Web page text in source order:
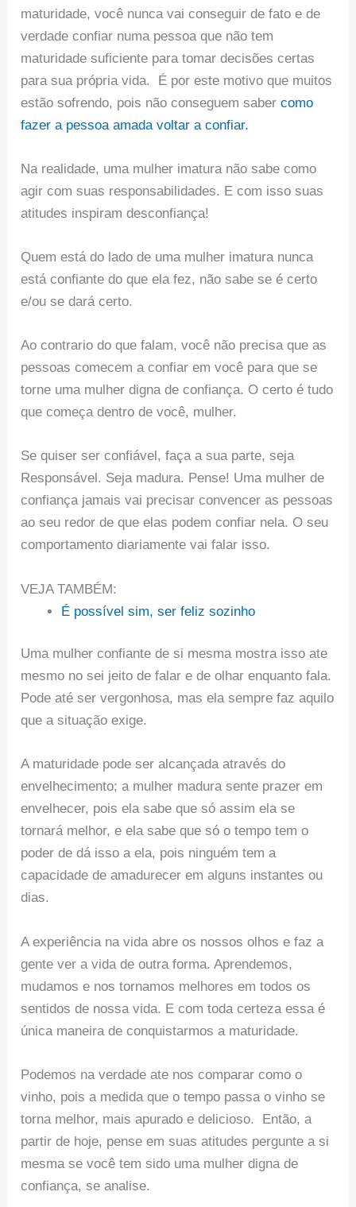
maturidade, você nunca vai conseguir de fato e de
verdade confiar numa pessoa que não tem
maturidade suficiente para tomar decisões certas
para sua própria vida. É por este motivo que muitos
estão sofrendo, pois não conseguem sabercomo
fazer a pessoa amada voltar a confiar.
Na realidade, uma mulher imatura não sabe como
agir com suas responsabilidades. E com isso suas
atitudes inspiram desconfiança!
Quem está do lado de uma mulher imatura nunca
está confiante do que ela fez, não sabe se é certo
e/ou se dará certo.
Ao contrario do que falam, você não precisa que as
pessoas comecem a confiar em você para que se
torne uma mulher digna de confiança. O certo é tudo
que começa dentro de você, mulher.
Se quiser ser confiável, faça a sua parte, seja
Responsável. Seja madura. Pense! Uma mulher de
confiança jamais vai precisar convencer as pessoas
ao seu redor de que elas podem confiar nela. O seu
comportamento diariamente vai falar isso.
VEJA TAMBÉM:
É possível sim, ser feliz sozinho
Uma mulher confiante de si mesma mostra isso ate
mesmo no sei jeito de falar e de olhar enquanto fala.
Pode até ser vergonhosa, mas ela sempre faz aquilo
que a situação exige.
A maturidade pode ser alcançada através do
envelhecimento; a mulher madura sente prazer em
envelhecer, pois ela sabe que só assim ela se
tornará melhor, e ela sabe que só o tempo tem o
poder de dá isso a ela, pois ninguém tem a
capacidade de amadurecer em alguns instantes ou
dias.
A experiência na vida abre os nossos olhos e faz a
gente ver a vida de outra forma. Aprendemos,
mudamos e nos tornamos melhores em todos os
sentidos de nossa vida. E com toda certeza essa é
única maneira de conquistarmos a maturidade.
Podemos na verdade ate nos comparar como o
vinho, pois a medida que o tempo passa o vinho se
torna melhor, mais apurado e delicioso. Então, a
partir de hoje, pense em suas atitudes pergunte a si
mesma se você tem sido uma mulher digna de
confiança, se analise.